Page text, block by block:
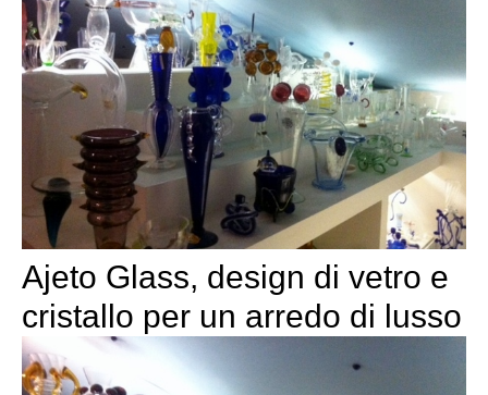
Ajeto Glass, design di vetro e
cristallo per un arredo di lusso